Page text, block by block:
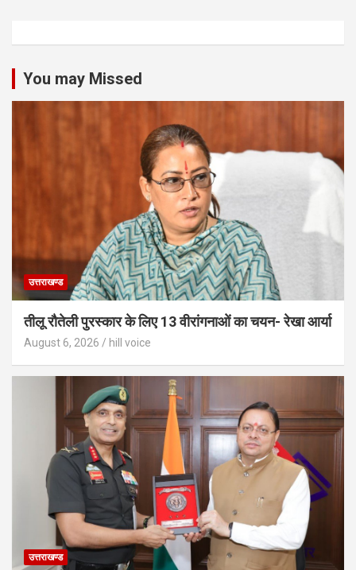
You may Missed
उत्तराखण्ड
तीलू रौतेली पुरस्कार के लिए 13 वीरांगनाओं का चयन- रेखा आर्या
August 6, 2026 hill voice
उत्तराखण्ड